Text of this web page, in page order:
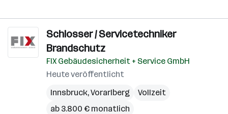
Schlosser / Servicetechniker
Brandschutz
FIX Gebäudesicherheit + Service GmbH
Heute veröffentlicht
Innsbruck,Vorarlberg
Vollzeit
ab 3.800 € monatlich